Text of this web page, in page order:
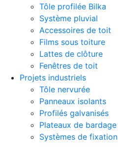
Tôle profilée Bilka
Système pluvial
Accessoires de toit
Films sous toiture
Lattes de clôture
Fenêtres de toit
Projets industriels
Tôle nervurée
Panneaux isolants
Profilés galvanisés
Plateaux de bardage
Systèmes de fixation